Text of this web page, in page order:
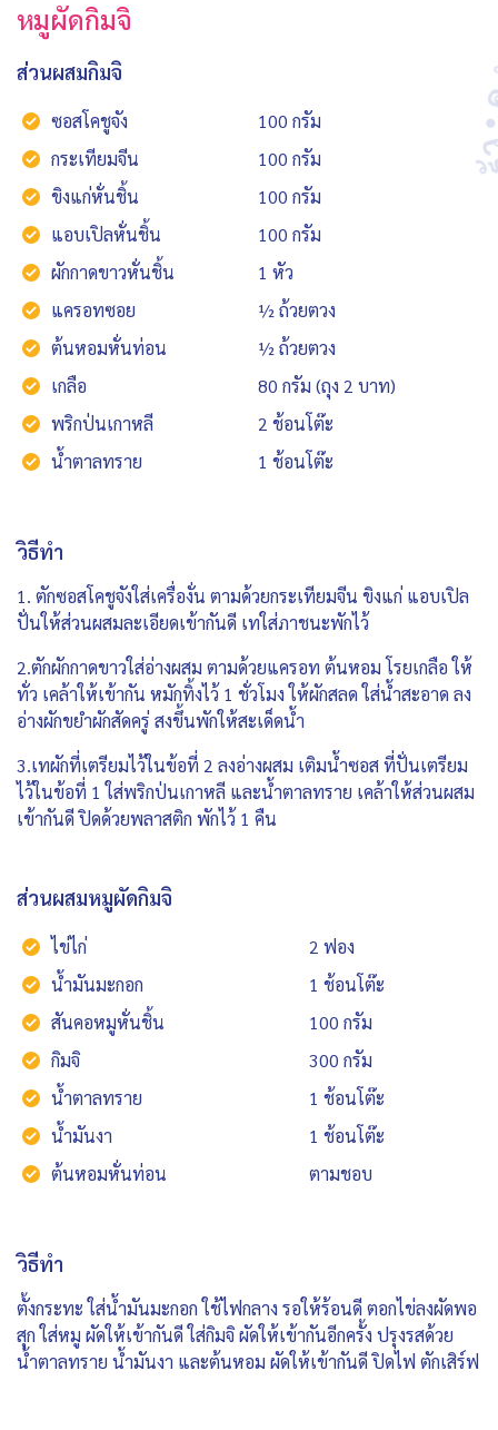
หมูผัดกิมจิ
ส่วนผสมกิมจิ
ซอสโคชูจัง
100 กรัม
กระเทียมจีน
100 กรัม
ขิงแก่หั่นชิ้น
100 กรัม
แอบเปิลหั่นชิ้น
100 กรัม
ผักกาดขาวหั่นชิ้น
1 หัว
แครอทซอย
½ ถ้วยตวง
ต้นหอมหั่นท่อน
½ ถ้วยตวง
เกลือ
80 กรัม (ถุง 2 บาท)
พริกป่นเกาหลี
2 ช้อนโต๊ะ
น้ำตาลทราย
1 ช้อนโต๊ะ
วิธีทำ
1. ตักซอสโคชูจังใส่เครื่องั่น ตามด้วยกระเทียมจีน ขิงแก่ แอบเปิล
ปั่นให้ส่วนผสมละเอียดเข้ากันดี เทใส่ภาชนะพักไว้
2.ตักผักกาดขาวใส่อ่างผสม ตามด้วยแครอท ต้นหอม โรยเกลือ ให้
ทั่ว เคล้าให้เข้ากัน หมักทิ้งไว้ 1 ชั่วโมง ให้ผักสลด ใส่น้ำสะอาด ลง
อ่างผักขยำผักสัดครู่ สงขึ้นพักให้สะเด็ดน้ำ
3.เทผักที่เตรียมไว้ในข้อที่ 2 ลงอ่างผสม เติมน้ำซอส ที่ปั่นเตรียม
ไว้ในข้อที่ 1 ใส่พริกป่นเกาหลี และน้ำตาลทราย เคล้าให้ส่วนผสม
เข้ากันดี ปิดด้วยพลาสติก พักไว้ 1 คืน
ส่วนผสมหมูผัดกิมจิ
ไข่ไก่
2 ฟอง
น้ำมันมะกอก
1 ช้อนโต๊ะ
สันคอหมูหั่นชิ้น
100 กรัม
กิมจิ
300 กรัม
น้ำตาลทราย
1 ช้อนโต๊ะ
น้ำมันงา
1 ช้อนโต๊ะ
ต้นหอมหั่นท่อน
ตามชอบ
วิธีทำ
ตั้งกระทะ ใส่น้ำมันมะกอก ใช้ไฟกลาง รอให้ร้อนดี ตอกไข่ลงผัดพอ
สุก ใส่หมู ผัดให้เข้ากันดี ใส่กิมจิ ผัดให้เข้ากันอีกครั้ง ปรุงรสด้วย
น้ำตาลทราย น้ำมันงา และต้นหอม ผัดให้เข้ากันดี ปิดไฟ ตักเสิร์ฟ